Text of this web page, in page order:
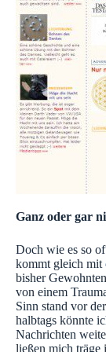
Ganz oder gar
Doch wie es so
kommt gleich mit
bisher
von einem
Sinn stand vor
halbtags könnte
Nachrichten
ließen mich träge